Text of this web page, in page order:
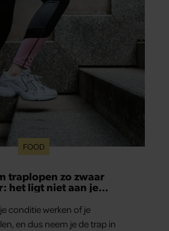
FOOD
traplopen zo zwaar
het ligt niet aan je
conditie werken of je
en dus neem je de trap in